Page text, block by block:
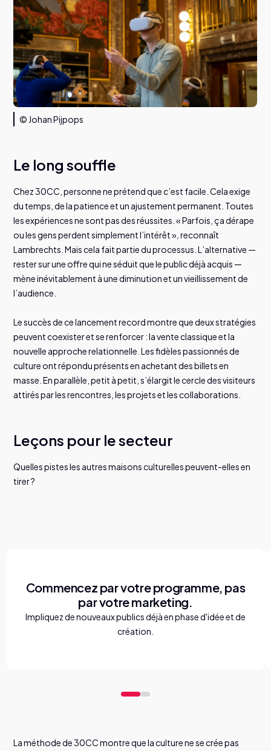
© Johan Pijpops
Le long souffle
Chez 30CC, personne ne prétend que c’est facile. Cela exige
du temps, de la patience et un ajustement permanent. Toutes
les expériences ne sont pas des réussites. « Parfois, ça dérape
ou les gens perdent simplement l’intérêt »,reconnaît
Lambrechts. Mais cela fait partie du processus. L’alternative —
rester sur une offre qui ne séduit que le public déjà acquis —
mène inévitablement à une diminution et un vieillissement de
l’audience.
Le succès de ce lancement record montre que deux stratégies
peuvent coexister et se renforcer : la vente classique et la
nouvelle approche relationnelle. Les fidèles passionnés de
culture ont répondu présents en achetant des billets en
masse. En parallèle, petit à petit, s’élargit le cercle des visiteurs
attirés par les rencontres, les projets et les collaborations.
Leçons pour le secteur
Quelles pistes les autres maisons culturelles peuvent-elles en
tirer ?
Commencez par votre programme, pas
par votre marketing.
Impliquez de nouveaux publics déjà en phase d'idée et de
création.
La méthode de 30CC montre que la culture ne se crée pas